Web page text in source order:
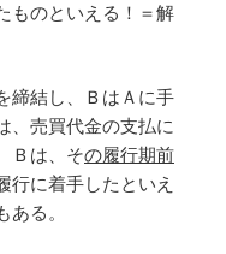
ものといえる！＝解
締結し、ＢはＡに手
、売買代金の支払に
Ｂは、その履行期前
行に着手したといえ
る。